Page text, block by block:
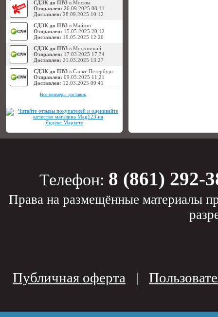
СДЭК до ПВЗ в Москва
Отправлен: 26.09.2025 08:11
Доставлен: 28.09.2025 10:12
СДЭК до ПВЗ в Майкоп
Отправлен: 15.05.2025 20:12
Доставлен: 19.05.2025 12:26
СДЭК до ПВЗ в Московский
Отправлен: 17.03.2025 17:34
Доставлен: 21.03.2025 13:27
СДЭК до ПВЗ в Санкт-Петербург
Отправлен: 09.03.2025 11:21
Доставлен: 12.03.2025 09:41
Все примеры доставок
Телефон: 8 (861) 292-
Права на размещённые материалы
Публичная оферта |